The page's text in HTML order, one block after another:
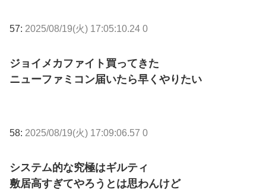
57: 2025/08/19(火) 17:05:10.24 0
ジョイメカファイト買ってきた
ニューファミコン届いたら早くやりたい
58: 2025/08/19(火) 17:09:06.57 0
システム的な究極はギルティ
敷居高すぎてやろうとは思わんけど